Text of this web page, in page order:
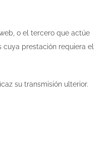
o el tercero que actúe
cuya prestación requiera el
su transmisión ulterior.